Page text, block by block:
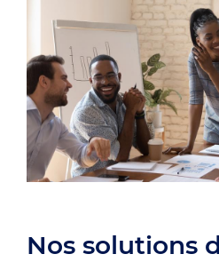
Nos solutions